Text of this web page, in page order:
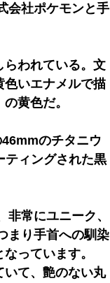
会社ポケモンと手
らわれている。文
色いエナメルで描
黄色だ。
のチタニウ
ティングされた黒
常にユニーク、
まり手首への馴染
っています。
いて、艶のない丸